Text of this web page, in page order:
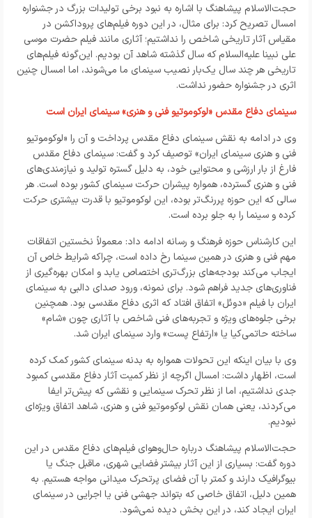
حجت‌الاسلام پیشاهنگ با اشاره به نبود برخی تولیدات بزرگ در جشنواره
امسال تصریح کرد: برای مثال، در این دوره فیلم‌های پروداکشن در
مقیاس آثار تاریخی شاخص را نداشتیم؛ آثاری مانند فیلم حضرت موسی
علی نبینا علیه‌السلام که سال گذشته شاهد آن بودیم. این‌گونه فیلم‌های
تاریخی هر چند سال یک‌بار نصیب سینمای ما می‌شوند، اما امسال چنین
اثری در جشنواره حضور نداشت.
سینمای دفاع مقدس «لوکوموتیو فنی و هنری» سینمای ایران است
وی در ادامه به نقش سینمای دفاع مقدس پرداخت و آن را «لوکوموتیو
فنی و هنری سینمای ایران» توصیف کرد و گفت: سینمای دفاع مقدس
فارغ از بار ارزشی و محتوایی خود، به دلیل گستره تولید و نیازمندی‌های
فنی و هنری گسترده، همواره پیشران حرکت سینمای کشور بوده است. هر
سالی که این حوزه پررنگ‌تر بوده، این لوکوموتیو با قدرت بیشتری حرکت
کرده و سینما را به جلو برده است.
این کارشناس حوزه فرهنگ و رسانه ادامه داد: معمولاً نخستین اتفاقات
مهم فنی و هنری در همین سینما رخ داده است، چراکه شرایط خاص آن
ایجاب می‌کند بودجه‌های بزرگ‌تری اختصاص یابد و امکان بهره‌گیری از
فناوری‌های جدید فراهم شود. برای نمونه، ورود صدای دالبی به سینمای
ایران با فیلم «دوئل» اتفاق افتاد که اثری دفاع مقدسی بود. همچنین
برخی جلوه‌های ویژه و تجربه‌های فنی شاخص با آثاری چون «شام»
ساخته حاتمی‌کیا یا «ارتفاع پست» وارد سینمای ایران شد.
وی با بیان اینکه این تحولات همواره به بدنه سینمای کشور کمک کرده
است، اظهار داشت: امسال اگرچه از نظر کمیت آثار دفاع مقدسی کمبود
جدی نداشتیم، اما از نظر تحرک سینمایی و نقشی که پیش‌تر ایفا
می‌کردند، یعنی همان نقش لوکوموتیو فنی و هنری، شاهد اتفاق ویژه‌ای
نبودیم.
حجت‌الاسلام پیشاهنگ درباره حال‌وهوای فیلم‌های دفاع مقدس در این
دوره گفت: بسیاری از این آثار بیشتر فضایی شهری، ماقبل جنگ یا
بیوگرافیک دارند و کمتر با آن فضای پرتحرک میدانی مواجه هستیم. به
همین دلیل، اتفاق خاصی که بتواند جهشی فنی یا اجرایی در سینمای
ایران ایجاد کند، در این بخش دیده نمی‌شود.